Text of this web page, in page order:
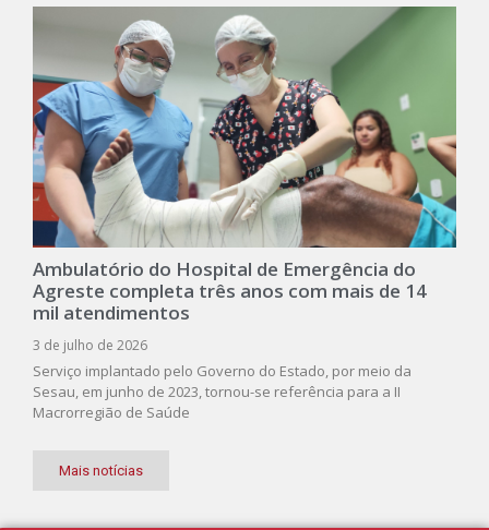
Ambulatório do Hospital de Emergência do
Agreste completa três anos com mais de 14
mil atendimentos
3 de julho de 2026
Serviço implantado pelo Governo do Estado, por meio da
Sesau, em junho de 2023, tornou-se referência para a II
Macrorregião de Saúde
Mais notícias